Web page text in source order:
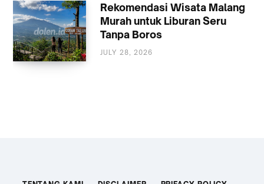
Rekomendasi Wisata Malang
Murah untuk Liburan Seru
Tanpa Boros
JULY 28, 2026